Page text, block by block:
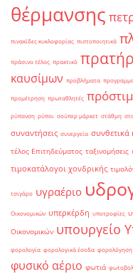
θέρμανσης
πινακίδες κυκλοφορίας πιστοποιητικά
πράσινο τέλος πρακτικό
καυσίμων προβλήματα
προμέτρηση πρωταθλητές
ρύπανση ρύποι σούπερ μάρκετ στάθμη
συναντήσεις συνεργεία συνθετικά
τέλος Επιτηδεύματος ταξινομήσεις
τιμοκατάλογοι χονδρικής
τσιγάρο υγραέριο
Οικονομικών υπερκέρδη υποτροφίες
Οικονομικών υπουργείο
φορολογία φορολογικά έσοδα φορολόγηση
φυσικό αέριο φωτιά